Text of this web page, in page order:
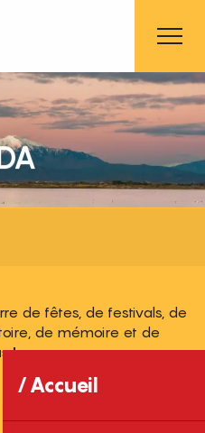
Accueil
de fêtes, de festivals, de
de mémoire et de
!